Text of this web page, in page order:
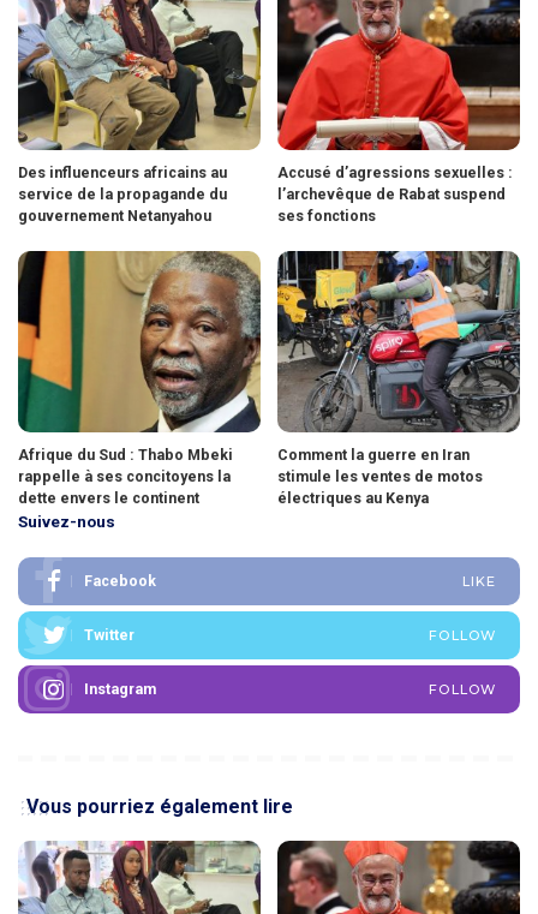
Des influenceurs africains au
service de la propagande du
gouvernement Netanyahou
Accusé d’agressions sexuelles :
l’archevêque de Rabat suspend
ses fonctions
Afrique du Sud : Thabo Mbeki
rappelle à ses concitoyens la
dette envers le continent
Comment la guerre en Iran
stimule les ventes de motos
électriques au Kenya
Suivez-nous
Facebook LIKE
Twitter FOLLOW
Instagram FOLLOW
Vous pourriez également lire